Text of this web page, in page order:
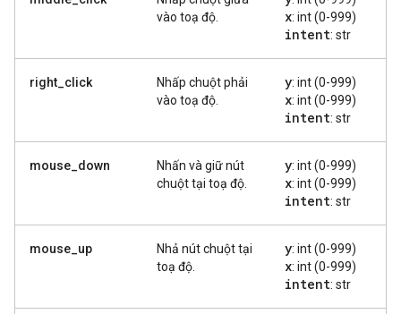
vào toạ độ.
x: int (0-999)
intent: str
right_click
Nhấp chuột phải
vào toạ độ.
y: int (0-999)
x: int (0-999)
intent: str
mouse_down
Nhấn và giữ nút
chuột tại toạ độ.
y: int (0-999)
x: int (0-999)
intent: str
mouse_up
Nhả nút chuột tại
toạ độ.
y: int (0-999)
x: int (0-999)
intent: str